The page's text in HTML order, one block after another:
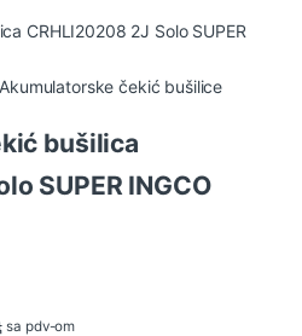
Akumulatorske čekić bušilice
bušilica
SUPER INGCO
sa pdv-om